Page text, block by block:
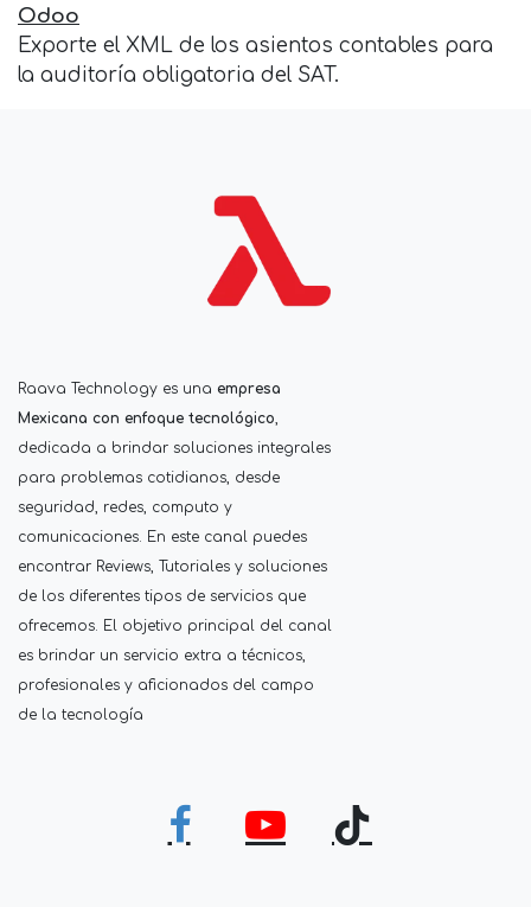
Odoo
Exporte el XML de los asientos contables para
la auditoría obligatoria del SAT.
Raava Technology es una empresa
Mexicana con enfoque tecnológico,
dedicada a brindar soluciones integrales
para problemas cotidianos, desde
seguridad, redes, computo y
comunicaciones. En este canal puedes
encontrar Reviews, Tutoriales y soluciones
de los diferentes tipos de servicios que
ofrecemos. El objetivo principal del canal
es brindar un servicio extra a técnicos,
profesionales y aficionados del campo
de la tecnología